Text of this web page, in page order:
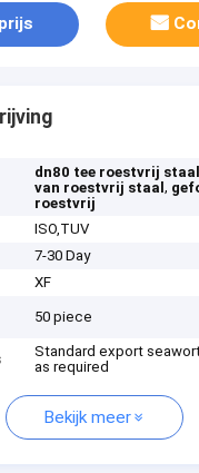
dn80 tee roestvrij
van roestvrij staal,
roestvrij
ISO,TUV
7-30 Day
XF
50 piece
Standard export
as required
Bekijk meer